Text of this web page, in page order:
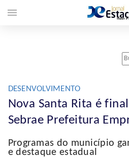
DESENVOLVIMENTO
Nova Santa Rita é
Sebrae Prefeitura
Programas do município
e destaque estadual
menu